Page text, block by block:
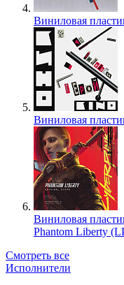
Виниловая
Виниловая
Виниловая
Phantom Liberty
Смотреть все
Исполнители